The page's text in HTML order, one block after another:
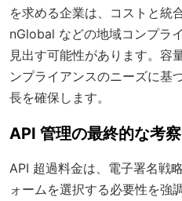
を求める企業は、コストと統
nGlobal などの地域コンプラ
見出す可能性があります。容
ンプライアンスのニーズに基
長を確保します。
API 管理の最終的な考察
API 超過料金は、電子署名戦
ォームを選択する必要性を強